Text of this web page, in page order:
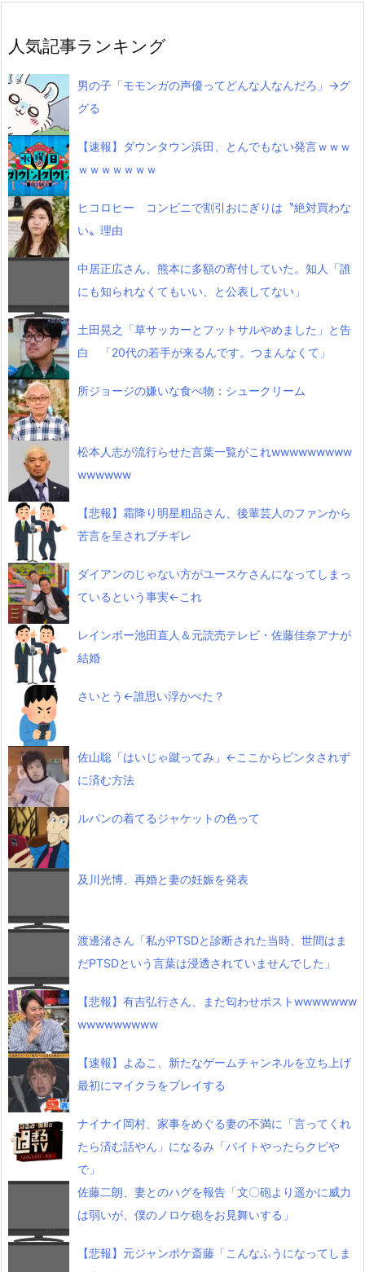
人気記事ランキング
男の子「モモンガの声優ってどんな人なんだろ」→グ
グる
【速報】ダウンタウン浜田、とんでもない発言ｗｗｗ
ｗｗｗｗｗｗｗ
ヒコロヒー コンビニで割引おにぎりは〝絶対買わな
い〟理由
中居正広さん、熊本に多額の寄付していた。知人「誰
にも知られなくてもいい、と公表してない」
土田晃之「草サッカーとフットサルやめました」と告
白 「20代の若手が来るんです。つまんなくて」
所ジョージの嫌いな食べ物：シュークリーム
松本人志が流行らせた言葉一覧がこれwwwwwwwww
wwwwww
【悲報】霜降り明星粗品さん、後輩芸人のファンから
苦言を呈されブチギレ
ダイアンのじゃない方がユースケさんになってしまっ
ているという事実←これ
レインボー池田直人＆元読売テレビ・佐藤佳奈アナが
結婚
さいとう←誰思い浮かべた？
佐山聡「はいじゃ蹴ってみ」←ここからビンタされず
に済む方法
ルパンの着てるジャケットの色って
及川光博、再婚と妻の妊娠を発表
渡邊渚さん「私がPTSDと診断された当時、世間はま
だPTSDという言葉は浸透されていませんでした」
【悲報】有吉弘行さん、また匂わせポストwwwwwww
wwwwwwwww
【速報】よゐこ、新たなゲームチャンネルを立ち上げ
最初にマイクラをプレイする
ナイナイ岡村、家事をめぐる妻の不満に「言ってくれ
たら済む話やん」になるみ「バイトやったらクビや
で」
佐藤二朗、妻とのハグを報告「文〇砲より遥かに威力
は弱いが、僕のノロケ砲をお見舞いする」
【悲報】元ジャンポケ斎藤「こんなふうになってしま